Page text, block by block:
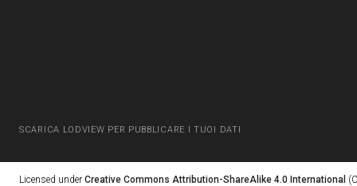
SCARICA LODVIEW PER PUBBLICARE I TUOI DATI
Licensed under Creative Commons Attribution-ShareAlike 4.0 International